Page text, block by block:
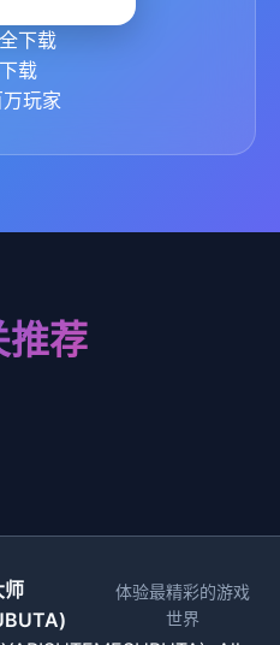
下载
载
万玩家
推荐
师
体验最精彩的游戏
世界